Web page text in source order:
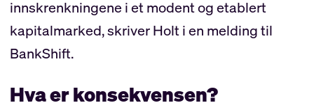
innskrenkningene i et modent og etablert
kapitalmarked, skriver Holt i en melding til
BankShift.
Hva er konsekvensen?